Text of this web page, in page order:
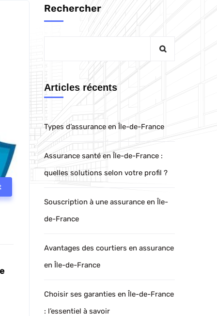
Rechercher
Articles récents
Types d’assurance en Île-de-France
Assurance santé en Île-de-France :
quelles solutions selon votre profil ?
Souscription à une assurance en Île-
de-France
Avantages des courtiers en assurance
en Île-de-France
Choisir ses garanties en Île-de-France
: l’essentiel à savoir